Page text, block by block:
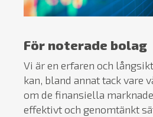
För noterade bolag
Vi är en erfaren och
kan, bland annat tack vare
om de finansiella
effektivt och genomtänkt